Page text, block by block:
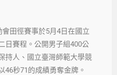
田徑賽事於5月4日在國立
日賽程。公開男子組400公
持人、國立臺灣師範大學競
46秒71的成績勇奪金牌。